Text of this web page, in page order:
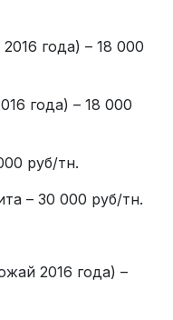
года) – 18 000
года) – 18 000
руб/тн.
– 30 000 руб/тн.
2016 года) –